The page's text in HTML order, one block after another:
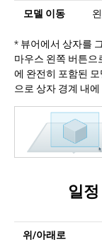
모델 이동
* 뷰어에서 상자를
마우스 왼쪽 버튼으
에 완전히 포함된
으로 상자 경계 내
일
위/아래로